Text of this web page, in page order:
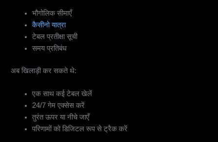
भौगोलिक सीमाएँ
कैसीनो यात्रा
टेबल प्रतीक्षा सूची
समय प्रतिबंध
अब खिलाड़ी कर सकते थे:
एक साथ कई टेबल खेलें
24/7 गेम एक्सेस करें
तुरंत ऊपर या नीचे जाएँ
परिणामों को डिजिटल रूप से ट्रैक करें